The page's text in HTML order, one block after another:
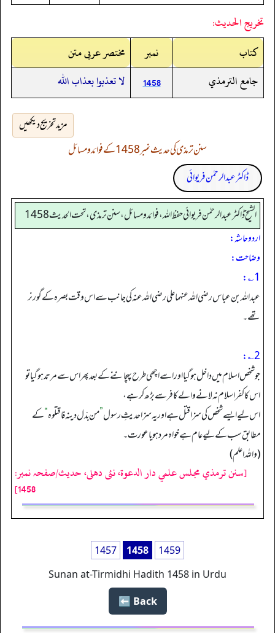
تخريج الحديث:
کتاب
نمبر
مختصر عربی متن
جامع الترمذي
1458 لا تعذبوا بعذاب الله
مزید تخریج دیکھیں
سنن ترمذی کی حدیث نمبر 1458 کے فوائد و مسائل
ڈاکٹر عبدالرحمٰن فریوائی
الشیخ ڈاکٹر عبد الرحمٰن فریوائی حفظ اللہ، فوائد و مسائل، سنن ترمذی، تحت الحديث 1458
اردو حاشہ:
وضاحت:
1؎:
عبداللہ بن عباس رضی اللہ عنہما علی رضی اللہ عنہ کی جانب سے اس وقت بصرہ کے گورنر
تھے۔
2؎:
جوشخص اسلام میں داخل ہوگیا اور اسے اچھی طرح پہچاننے کے بعد پھر اس سے مرتد ہو گیا تو
اس کا کفر اسلام نہ لانے والے کافر سے بڑھ کر ہے،
اس لیے ایسے شخص کی سزا قتل ہے اور یہ سزا حدیثِ رسول”من بدّل دينه فاقتلوه“کے
مطابق سب کے لیے عام ہے خواہ مرد ہو یا عورت۔
(واللہ اعلم)
[سنن ترمذي مجلس علمي دار الدعوة، نئى دهلى، حدیث/صفحہ نمبر:
1458]
1457 1458
1459
Sunan at-Tirmidhi Hadith 1458 in Urdu
Back ⬅️